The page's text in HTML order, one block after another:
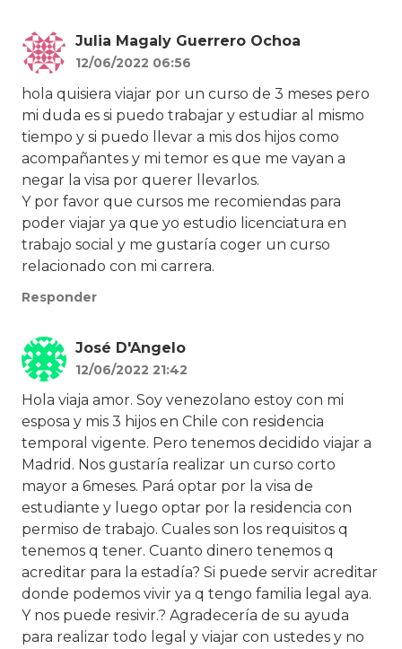
Julia Magaly Guerrero Ochoa
12/06/2022 06:56
hola quisiera viajar por un curso de 3 meses pero
mi duda es si puedo trabajar y estudiar al mismo
tiempo y si puedo llevar a mis dos hijos como
acompañantes y mi temor es que me vayan a
negar la visa por querer llevarlos.
Y por favor que cursos me recomiendas para
poder viajar ya que yo estudio licenciatura en
trabajo social y me gustaría coger un curso
relacionado con mi carrera.
Responder
José D'Angelo
12/06/2022 21:42
Hola viaja amor. Soy venezolano estoy con mi
esposa y mis 3 hijos en Chile con residencia
temporal vigente. Pero tenemos decidido viajar a
Madrid. Nos gustaría realizar un curso corto
mayor a 6meses. Pará optar por la visa de
estudiante y luego optar por la residencia con
permiso de trabajo. Cuales son los requisitos q
tenemos q tener. Cuanto dinero tenemos q
acreditar para la estadía? Si puede servir acreditar
donde podemos vivir ya q tengo familia legal aya.
Y nos puede resivir.? Agradecería de su ayuda
para realizar todo legal y viajar con ustedes y no